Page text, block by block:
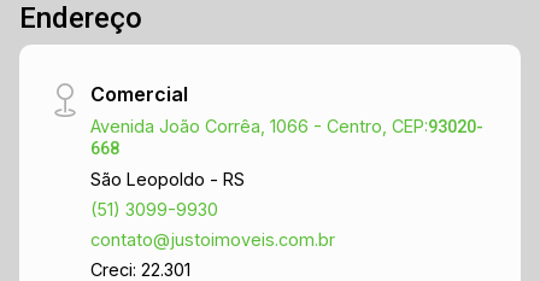
Endereço
Comercial
Avenida João Corrêa, 1066 - Centro, CEP:93020-
668
São Leopoldo - RS
(51) 3099-9930
contato@justoimoveis.com.br
Creci: 22.301